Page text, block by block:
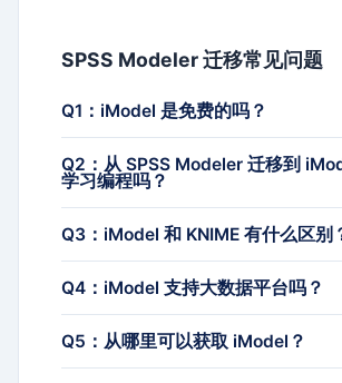
SPSS Modeler 迁移常见问题
Q1：iModel 是免费的吗？
Q2：从 SPSS Modeler 迁移到
学习编程吗？
Q3：iModel 和 KNIME 有什么区别
Q4：iModel 支持大数据平台吗？
Q5：从哪里可以获取 iModel？